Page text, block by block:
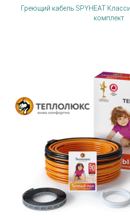
Греющий кабель SPYHEAT
комплект